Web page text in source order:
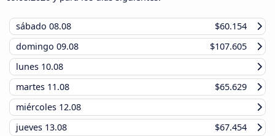
sábado 08.08
$60.154
domingo 09.08
$107.605
lunes 10.08
martes 11.08
$65.629
miércoles 12.08
jueves 13.08
$67.454